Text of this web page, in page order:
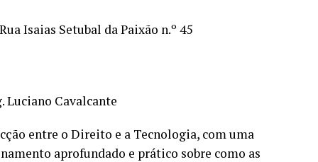
Isaias Setubal da Paixão n.º 45
Luciano Cavalcante
entre o Direito e a Tecnologia, com uma
aprofundado e prático sobre como as